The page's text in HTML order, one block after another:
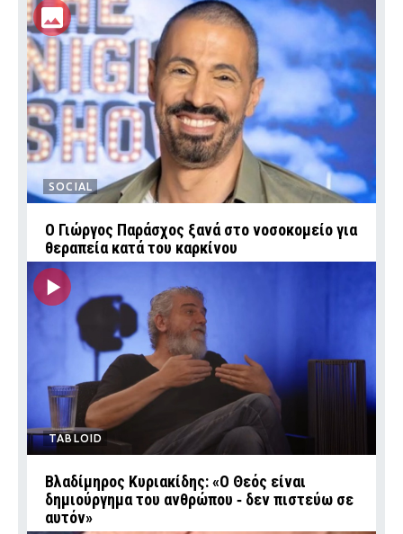
SOCIAL
O Γιώργος Παράσχος ξανά στο νοσοκομείο για
θεραπεία κατά του καρκίνου
TABLOID
Βλαδίμηρος Κυριακίδης: «Ο Θεός είναι
δημιούργημα του ανθρώπου ‑ δεν πιστεύω σε
αυτόν»